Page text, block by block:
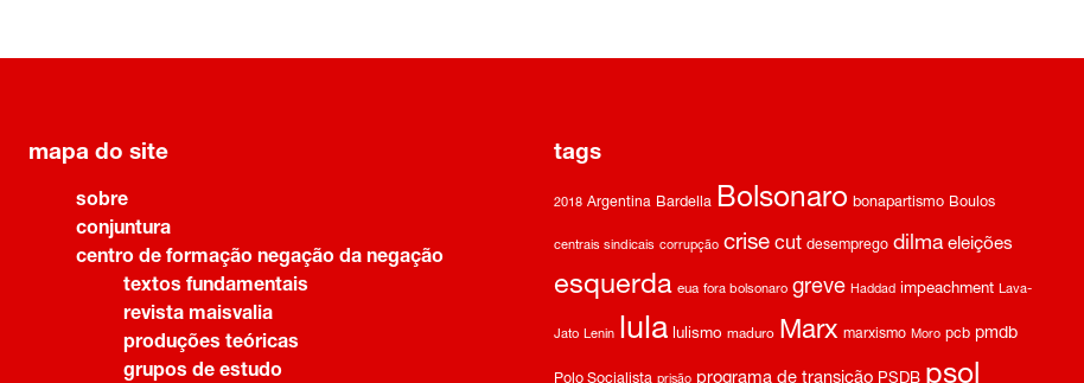
mapa do site
sobre
conjuntura
centro de formação negação da negação
textos fundamentais
revista maisvalia
produções teóricas
grupos de estudo
tags
2018 Argentina Bardella Bolsonaro bonapartismo Boulos
centrais sindicais corrupção crise cut desemprego dilma eleições
esquerda eua fora bolsonaro greve Haddad impeachment Lava-
Jato Lenin lula lulismo maduro Marx marxismo Moro pcb pmdb
prisão programa de transição psol